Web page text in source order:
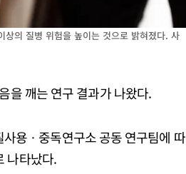
의 질병 위험을 높이는 것으로 밝혀졌다. 사
을 깨는 연구 결과가 나왔다.
용ㆍ중독연구소 공동 연구팀에 따
나타났다.